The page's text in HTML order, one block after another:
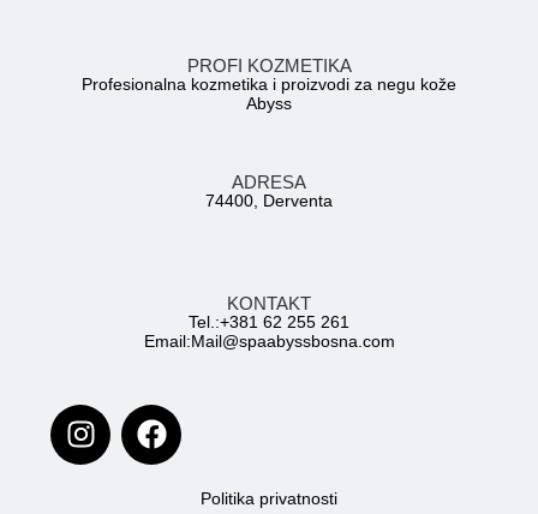
PROFI KOZMETIKA
Profesionalna kozmetika i proizvodi za negu kože
Abyss
ADRESA
74400, Derventa
KONTAKT
Tel.:+381 62 255 261
Email:Mail@spaabyssbosna.com
Politika privatnosti